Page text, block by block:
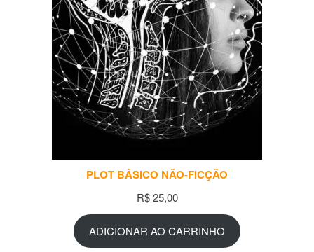
PLOT BÁSICO NÃO-FICÇÃO
R$25,00
ADICIONAR AO CARRINHO